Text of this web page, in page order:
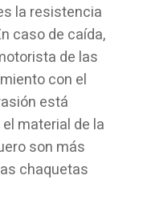
la resistencia
caso de caída,
de las
con el
está
material de la
son más
chaquetas